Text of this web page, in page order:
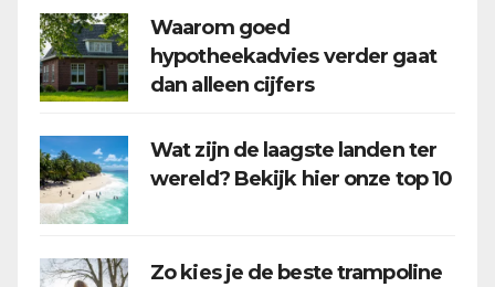
Waarom goed
hypotheekadvies verder gaat
dan alleen cijfers
Wat zijn de laagste landen ter
wereld? Bekijk hier onze top 10
Zo kies je de beste trampoline